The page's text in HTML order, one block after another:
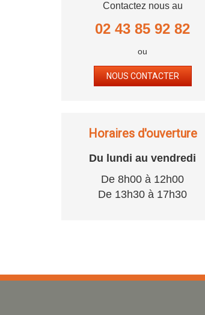
Contactez nous au
02 43 85 92 82
ou
NOUS CONTACTER
Horaires d'ouverture
Du lundi au vendredi
De 8h00 à 12h00
De 13h30 à 17h30